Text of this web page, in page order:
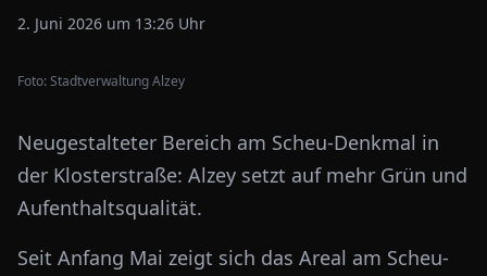
2. Juni 2026 um 13:26 Uhr
Foto:Stadtverwaltung Alzey
Neugestalteter Bereich am Scheu-Denkmal in
der Klosterstraße: Alzey setzt auf mehr Grün und
Aufenthaltsqualität.
Seit Anfang Mai zeigt sich das Areal am Scheu-